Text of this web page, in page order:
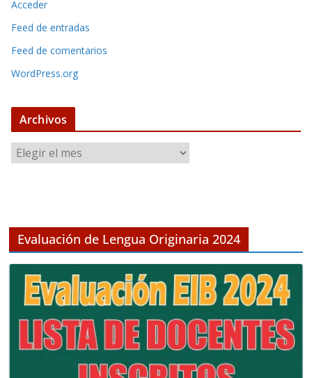
Acceder
Feed de entradas
Feed de comentarios
WordPress.org
Archivos
r
o
Evaluación de Lengua Originaria 2024